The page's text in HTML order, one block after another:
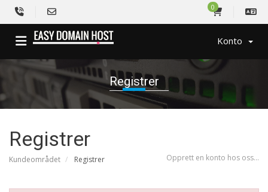
0
Konto
Registrer
Registrer
Kundeområdet Registrer Opprett en konto hos oss...